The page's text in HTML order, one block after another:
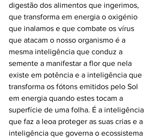
digestão dos alimentos que ingerimos,
que transforma em energia o oxigénio
que inalamos e que combate os vírus
que atacam o nosso organismo é a
mesma inteligência que conduz a
semente a manifestar a flor que nela
existe em potência e a inteligência que
transforma os fótons emitidos pelo Sol
em energia quando estes tocam a
superfície de uma folha. É a inteligência
que faz a leoa proteger as suas crias e a
inteligência que governa o ecossistema